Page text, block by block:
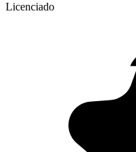
Licenciado